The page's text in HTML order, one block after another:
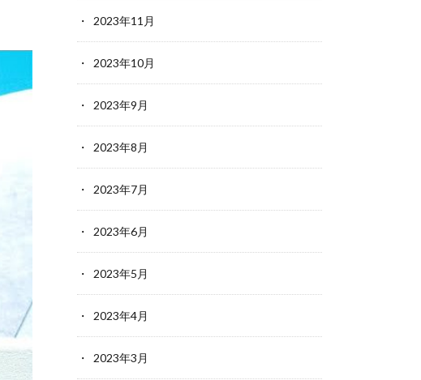
2023年11月
2023年10月
2023年9月
2023年8月
2023年7月
2023年6月
2023年5月
2023年4月
2023年3月